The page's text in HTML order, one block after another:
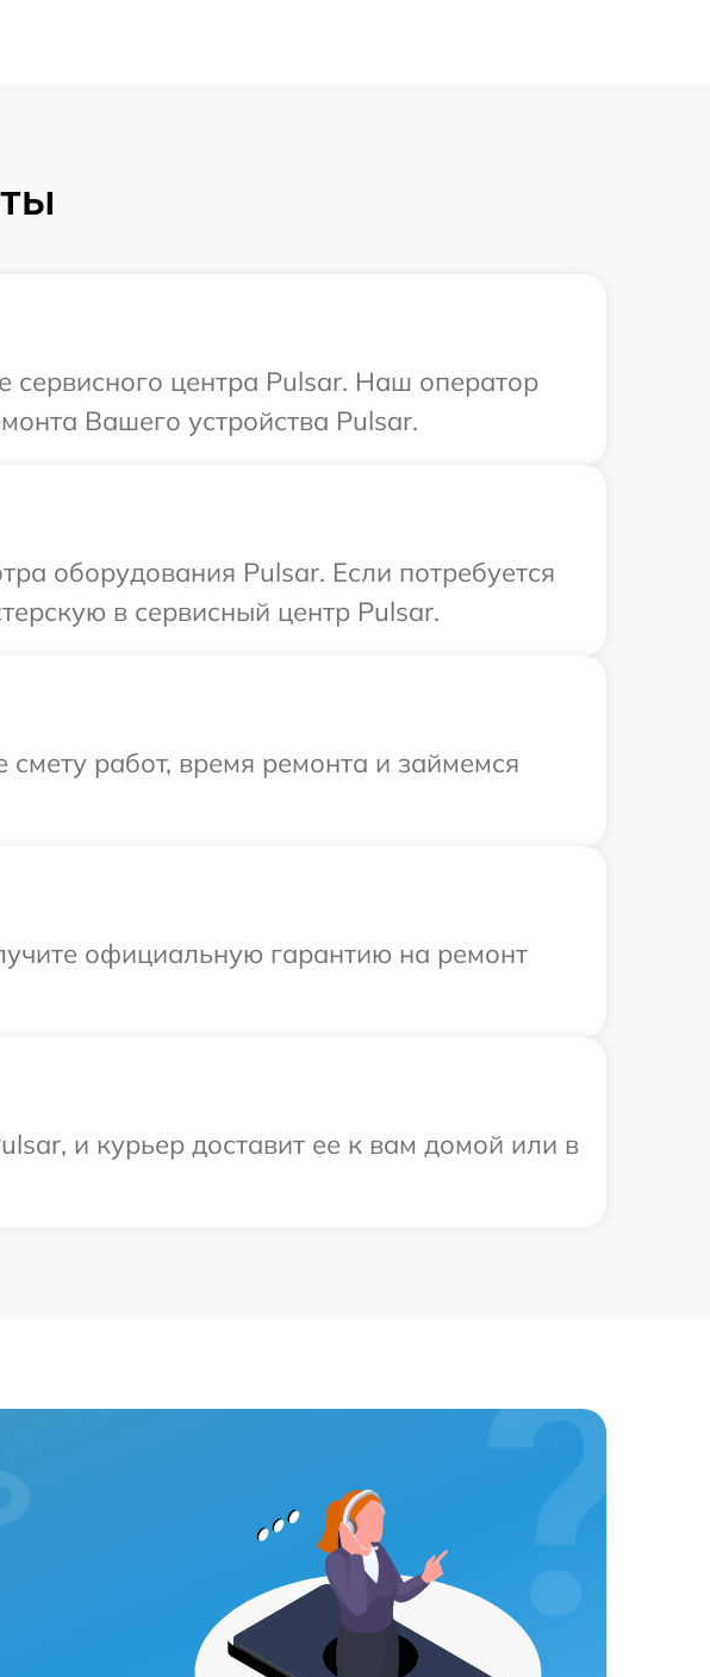
сервисного центра Pulsar. Наш оператор
Вашего устройства Pulsar.
оборудования Pulsar. Если потребуется
в сервисный центр Pulsar.
работ, время ремонта и займемся
официальную гарантию на ремонт
и курьер доставит ее к вам домой или в